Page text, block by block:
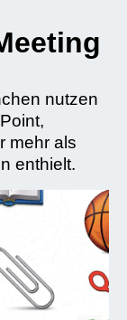
nutzen
mehr als
enthielt.